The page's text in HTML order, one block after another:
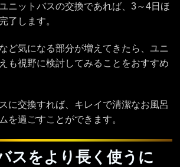
ニットバスの交換であれば、3～4日ほ
了します。
ど気になる部分が増えてきたら、ユニ
も視野に検討してみることをおすすめ
に交換すれば、キレイで清潔なお風呂
を過ごすことができます。
スをより長く使うに